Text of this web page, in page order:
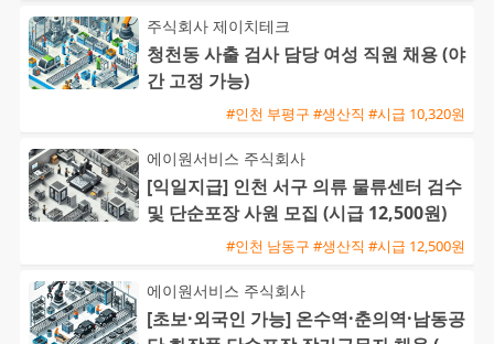
주식회사 제이치테크
청천동 사출 검사 담당 여성 직원 채용 (야
간 고정 가능)
#인천 부평구 #생산직 #시급 10,320원
에이원서비스 주식회사
[익일지급] 인천 서구 의류 물류센터 검수
및 단순포장 사원 모집 (시급 12,500원)
#인천 남동구 #생산직 #시급 12,500원
에이원서비스 주식회사
[초보·외국인 가능] 온수역·춘의역·남동공